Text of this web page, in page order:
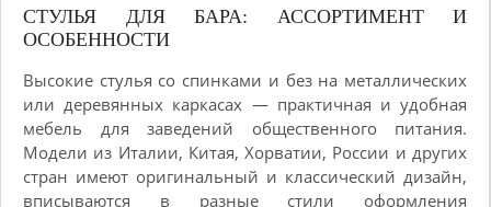
СТУЛЬЯ ДЛЯ БАРА: АССОРТИМЕНТ И
ОСОБЕННОСТИ
Высокие стулья со спинками и без на металлических
или деревянных каркасах — практичная и удобная
мебель для заведений общественного питания.
Модели из Италии, Китая, Хорватии, России и других
стран имеют оригинальный и классический дизайн,
вписываются в разные стили оформления